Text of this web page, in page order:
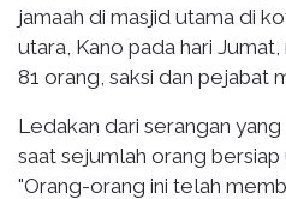
jamaah di masjid utama di
utara, Kano pada hari
81 orang, saksi dan pejabat
Ledakan dari serangan
saat sejumlah orang
"Orang-orang ini telah